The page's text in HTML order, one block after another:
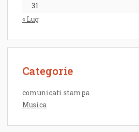
31
« Lug
Categorie
comunicati stampa
Musica